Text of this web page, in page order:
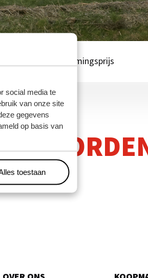
social media te
van onze site
gegevens
op basis van
toestaan
Groninger Ondernemingsprijs